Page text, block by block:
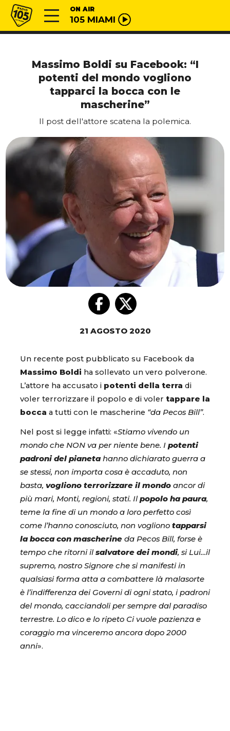
Vai al contenuto
Radio 105 ON AIR
105 MIAMI
Massimo Boldi su Facebook: “I
potenti del mondo vogliono
tapparci la bocca con le
mascherine”
Il post dell'attore scatena la polemica.
21 AGOSTO 2020
Un recente post pubblicato su Facebook da
Massimo Boldi ha sollevato un vero polverone.
L’attore ha accusato i potenti della terra di
voler terrorizzare il popolo e di voler tappare la
bocca a tutti con le mascherine “da Pecos Bill”.
Nel post si legge infatti: «Stiamo vivendo un
mondo che NON va per niente bene. I potenti
padroni del pianetahanno dichiarato guerra a
se stessi, non importa cosa è accaduto, non
basta, vogliono terrorizzare il mondo ancor di
più mari, Monti, regioni, stati. Ilpopolo ha paura,
teme la fine di un mondo a loro perfetto così
come l’hanno conosciuto, non vogliono tapparsi
la bocca con mascherine da Pecos Bill, forse è
tempo che ritorni ilsalvatore dei mondi, si Lui…il
supremo, nostro Signore che si manifesti in
qualsiasi forma atta a combattere là malasorte
è l’indifferenza dei Governi di ogni stato, i padroni
del mondo, cacciandoli per sempre dal paradiso
terrestre. Lo dico e lo ripeto Ci vuole pazienza e
coraggio ma vinceremo ancora dopo 2000
anni».